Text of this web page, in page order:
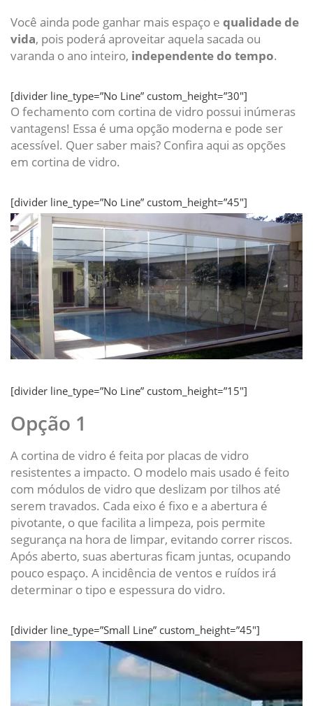
Você ainda pode ganhar mais espaço e qualidade de
vida, pois poderá aproveitar aquela sacada ou
varanda o ano inteiro, independente do tempo.
[divider line_type=”No Line” custom_height=”30″]
O fechamento com cortina de vidro possui inúmeras
vantagens! Essa é uma opção moderna e pode ser
acessível. Quer saber mais? Confira aqui as opções
em cortina de vidro.
[divider line_type=”No Line” custom_height=”45″]
[divider line_type=”No Line” custom_height=”15″]
Opção 1
A cortina de vidro é feita por placas de vidro
resistentes a impacto. O modelo mais usado é feito
com módulos de vidro que deslizam por tilhos até
serem travados. Cada eixo é fixo e a abertura é
pivotante, o que facilita a limpeza, pois permite
segurança na hora de limpar, evitando correr riscos.
Após aberto, suas aberturas ficam juntas, ocupando
pouco espaço. A incidência de ventos e ruídos irá
determinar o tipo e espessura do vidro.
[divider line_type=”Small Line” custom_height=”45″]